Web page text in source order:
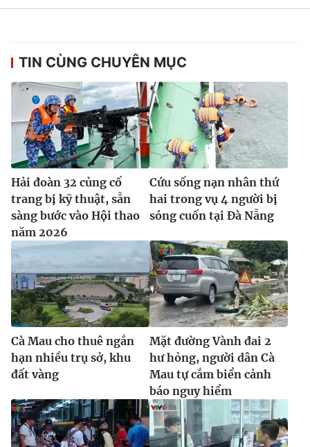
Theo dõi báo trên
Cơ quan chủ quản:Đài Truyền hình Việt Nam
Cơ quan báo chí:Thời báo VTV
Giấy phép hoạt động báo in và báo điện tử số 483/GP-BTTTT
cấp ngày 29/12/2023
Tổng Biên tập:Vũ Thanh Thủy
Phó Tổng Biên tập:Nguyễn Thị Mỹ Hạnh, Phạm Quốc Thắng,
Nguyễn Trọng Ninh
Tổng đài VTV:
024.38 355 931 - 024.38 355 932
Ðiện thoại Thời báo VTV:
024.66 897 897
Email:toasoan@vtv.vn
Liên hệ quảng cáo:024-7300.7108
TIN CÙNG CHUYÊN MỤC
Hải đoàn 32 củng cố
trang bị kỹ thuật, sẵn
sàng bước vào Hội thao
năm 2026
Cứu sống nạn nhân thứ
hai trong vụ 4 người bị
sóng cuốn tại Đà Nẵng
Cà Mau cho thuê ngắn
hạn nhiều trụ sở, khu
đất vàng
Mặt đường Vành đai 2
hư hỏng, người dân Cà
Mau tự cắm biển cảnh
báo nguy hiểm